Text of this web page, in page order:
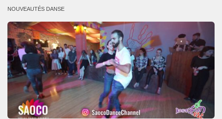
NOUVEAUTÉS DANSE